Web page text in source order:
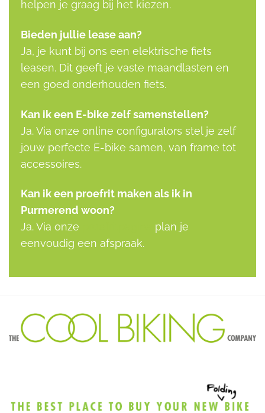
helpen je graag bij het kiezen.
Bieden jullie lease aan?
Ja, je kunt bij ons een elektrische fiets
leasen. Dit geeft je vaste maandlasten en
een goed onderhouden fiets.
Kan ik een E-bike zelf samenstellen?
Ja. Via onze online configurators stel je zelf
jouw perfecte E-bike samen, van frame tot
accessoires.
Kan ik een proefrit maken als ik in
Purmerend woon?
Ja. Via onze
plan je
eenvoudig een afspraak.